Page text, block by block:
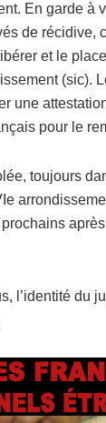
En garde à
de récidive,
et le
(sic).
une
pour le
toujours
l’identité du